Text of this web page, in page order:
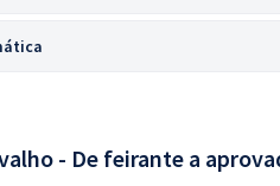
- De feirante a